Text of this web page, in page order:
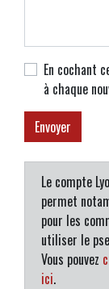
En cochant
à chaque
Le compte
permet
pour les
utiliser le
Vous pouvez
ici.